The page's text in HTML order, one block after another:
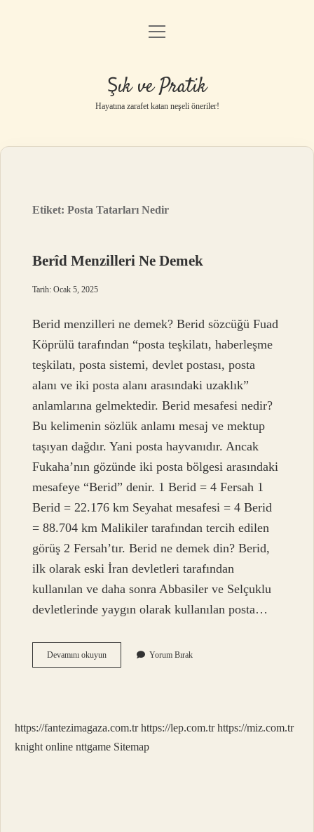
Anasayfa
Yasal Uyarı
menüyü
Şık ve Pratik
Hayatına zarafet katan neşeli öneriler!
Etiket:Posta Tatarları Nedir
Berîd Menzilleri Ne Demek
Tarih: Ocak 5, 2025
Berid menzilleri ne demek? Berid sözcüğü Fuad
Köprülü tarafından “posta teşkilatı, haberleşme
teşkilatı, posta sistemi, devlet postası, posta
alanı ve iki posta alanı arasındaki uzaklık”
anlamlarına gelmektedir. Berid mesafesi nedir?
Bu kelimenin sözlük anlamı mesaj ve mektup
taşıyan dağdır. Yani posta hayvanıdır. Ancak
Fukaha’nın gözünde iki posta bölgesi arasındaki
mesafeye “Berid” denir. 1 Berid = 4 Fersah 1
Berid = 22.176 km Seyahat mesafesi = 4 Berid
= 88.704 km Malikiler tarafından tercih edilen
görüş 2 Fersah’tır. Berid ne demek din? Berid,
ilk olarak eski İran devletleri tarafından
kullanılan ve daha sonra Abbasiler ve Selçuklu
devletlerinde yaygın olarak kullanılan posta…
Devamını okuyunBerîd
Menzilleri
Yorum Bırak
https://fantezimagaza.com.tr https://lep.com.tr https://miz.com.tr
knight online nttgame Sitemap